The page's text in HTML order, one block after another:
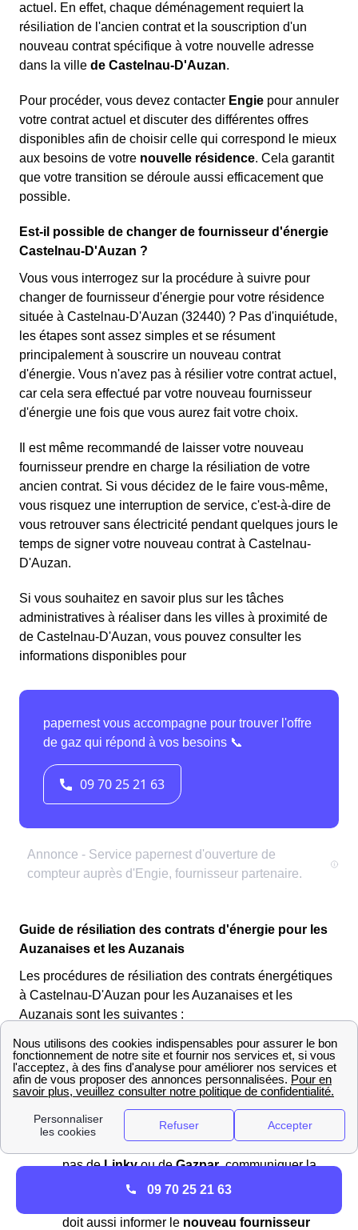
actuel. En effet, chaque déménagement requiert la
résiliation de l'ancien contrat et la souscription d'un
nouveau contrat spécifique à votre nouvelle adresse
dans la ville de Castelnau-D'Auzan.
Pour procéder, vous devez contacter Engie pour annuler
votre contrat actuel et discuter des différentes offres
disponibles afin de choisir celle qui correspond le mieux
aux besoins de votre nouvelle résidence. Cela garantit
que votre transition se déroule aussi efficacement que
possible.
Est-il possible de changer de fournisseur d'énergie
Castelnau-D'Auzan ?
Vous vous interrogez sur la procédure à suivre pour
changer de fournisseur d'énergie pour votre résidence
située à Castelnau-D'Auzan (32440) ? Pas d'inquiétude,
les étapes sont assez simples et se résument
principalement à souscrire un nouveau contrat
d'énergie. Vous n'avez pas à résilier votre contrat actuel,
car cela sera effectué par votre nouveau fournisseur
d'énergie une fois que vous aurez fait votre choix.
Il est même recommandé de laisser votre nouveau
fournisseur prendre en charge la résiliation de votre
ancien contrat. Si vous décidez de le faire vous-même,
vous risquez une interruption de service, c'est-à-dire de
vous retrouver sans électricité pendant quelques jours le
temps de signer votre nouveau contrat à Castelnau-
D'Auzan.
Si vous souhaitez en savoir plus sur les tâches
administratives à réaliser dans les villes à proximité de
de Castelnau-D'Auzan, vous pouvez consulter les
informations disponibles pour
Guide de résiliation des contrats d'énergie pour les
Auzanaises et les Auzanais
Les procédures de résiliation des contrats énergétiques
à Castelnau-D'Auzan pour les Auzanaises et les
Auzanais sont les suivantes :
Lors d'undéménagement: Afin d'éviter toute
facture supplémentaire , il est crucial de
prévenir l’ancien fournisseurde votre
départ. Vous devez fournir unenouvelle
adresse
facture de clôture
, spécifier
date de fin de contrat, et, si vous n'avez
pas deLinkyou deGazpar, communiquer la
dernière relève du compteur
doit aussi informer le nouveau fournisseur
09 70 25 21 63